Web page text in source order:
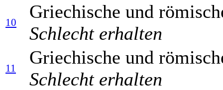
10
Griechische und
Schlecht erhalten
11
Griechische und
Schlecht erhalten